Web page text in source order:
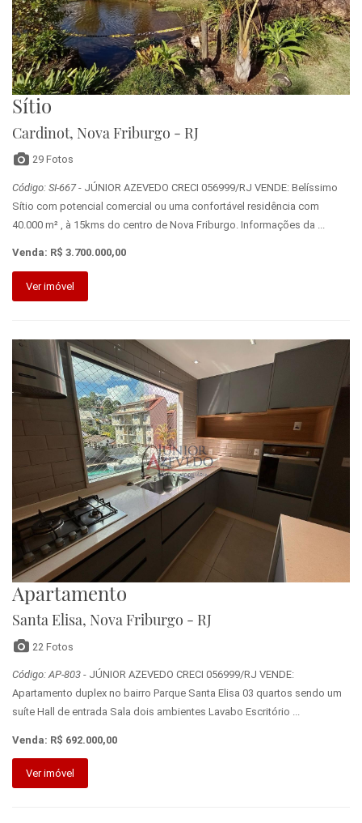
Sítio
Cardinot, Nova Friburgo - RJ
29 Fotos
Código: SI-667- JÚNIOR AZEVEDO CRECI 056999/RJ VENDE: Belíssimo
Sítio com potencial comercial ou uma confortável residência com
40.000 m² , à 15kms do centro de Nova Friburgo. Informações da ...
Venda: R$ 3.700.000,00
Ver imóvel
Apartamento
Santa Elisa, Nova Friburgo - RJ
22 Fotos
Código: AP-803 - JÚNIOR AZEVEDO CRECI 056999/RJ VENDE:
Apartamento duplex no bairro Parque Santa Elisa 03 quartos sendo um
suíte Hall de entrada Sala dois ambientes Lavabo Escritório ...
Venda: R$ 692.000,00
Ver imóvel